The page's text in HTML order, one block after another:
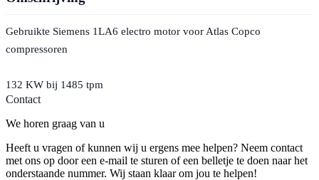
Gebruikte Siemens 1LA6 electro motor voor Atlas Copco
compressoren
132 KW bij 1485 tpm
Contact
We horen graag van u
Heeft u vragen of kunnen wij u ergens mee helpen? Neem contact
met ons op door een e-mail te sturen of een belletje te doen naar het
onderstaande nummer. Wij staan klaar om jou te helpen!